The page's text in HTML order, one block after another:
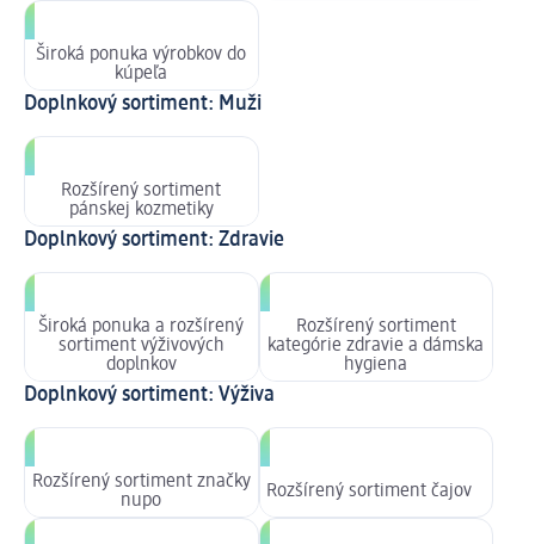
Široká ponuka výrobkov do
kúpeľa
Doplnkový sortiment: Muži
Rozšírený sortiment
pánskej kozmetiky
Doplnkový sortiment: Zdravie
Široká ponuka a rozšírený
sortiment výživových
doplnkov
Rozšírený sortiment
kategórie zdravie a dámska
hygiena
Doplnkový sortiment: Výživa
Rozšírený sortiment značky
nupo
Rozšírený sortiment čajov